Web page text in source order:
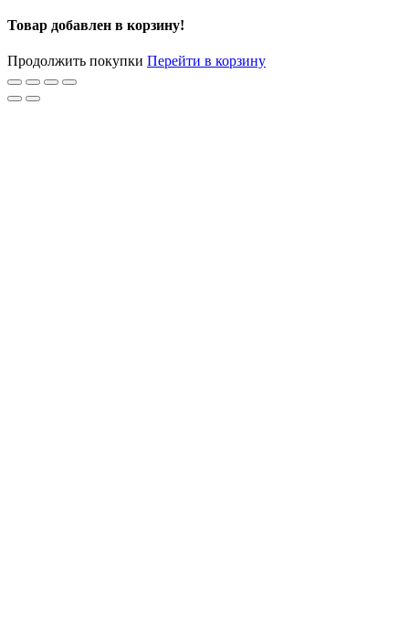
Товар добавлен в корзину!
Продолжить покупки Перейти в корзину